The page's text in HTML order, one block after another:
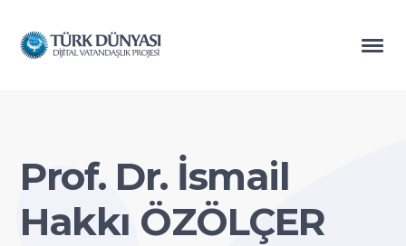
Prof. Dr. İsmail
Hakkı ÖZÖLÇER